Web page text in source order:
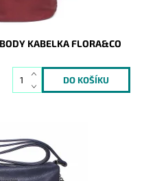
KABELKA FLORA&CO
oblíbenost, dlouhý popruh,
střapce to vše je